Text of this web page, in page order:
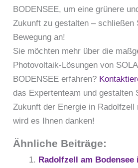
BODENSEE, um eine grünere
Zukunft zu gestalten – schließen
Bewegung an!
Sie möchten mehr über die
Photovoltaik-Lösungen von
BODENSEE erfahren?
das Expertenteam und gestalten
Zukunft der Energie in
wird es Ihnen danken!
Ähnliche Beiträge:
Radolfzell am